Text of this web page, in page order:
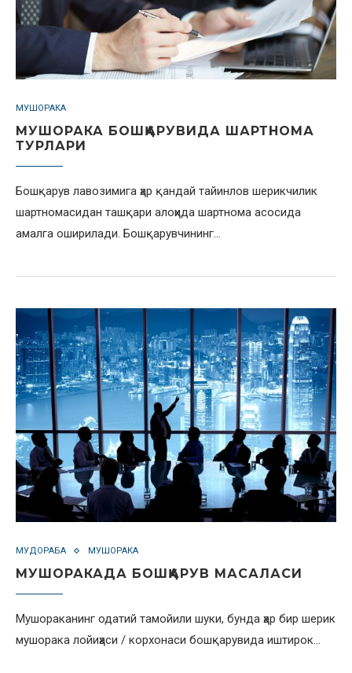
МУШОРАКА
МУШОРАКА БОШҚАРУВИДА ШАРТНОМА
ТУРЛАРИ
Бошқарув лавозимига ҳар қандай тайинлов шерикчилик
шартномасидан ташқари алоҳида шартнома асосида
амалга оширилади. Бошқарувчининг…
МУДОРАБА МУШОРАКА
МУШОРАКАДА БОШҚАРУВ МАСАЛАСИ
Мушораканинг одатий тамойили шуки, бунда ҳар бир шерик
мушорака лойиҳаси / корхонаси бошқарувида иштирок…